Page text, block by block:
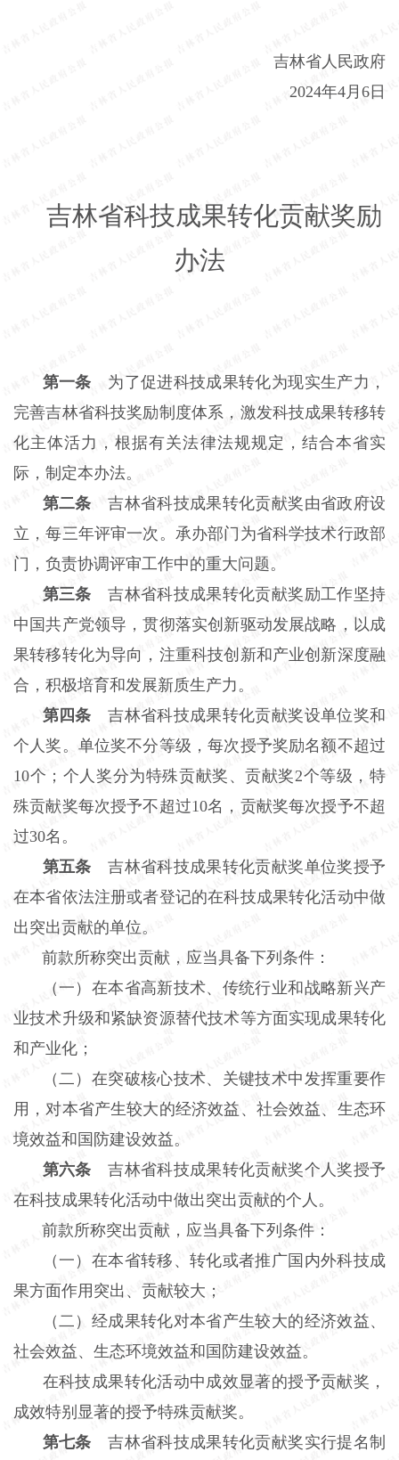
吉林省人民政府
2024年4月6日
吉林省科技成果转化贡献奖励
办法
第一条 为了促进科技成果转化为现实生产力，
完善吉林省科技奖励制度体系，激发科技成果转移转
化主体活力，根据有关法律法规规定，结合本省实
际，制定本办法。
第二条 吉林省科技成果转化贡献奖由省政府设
立，每三年评审一次。承办部门为省科学技术行政部
门，负责协调评审工作中的重大问题。
第三条 吉林省科技成果转化贡献奖励工作坚持
中国共产党领导，贯彻落实创新驱动发展战略，以成
果转移转化为导向，注重科技创新和产业创新深度融
合，积极培育和发展新质生产力。
第四条 吉林省科技成果转化贡献奖设单位奖和
个人奖。单位奖不分等级，每次授予奖励名额不超过
10个；个人奖分为特殊贡献奖、贡献奖2个等级，特
殊贡献奖每次授予不超过10名，贡献奖每次授予不超
过30名。
第五条 吉林省科技成果转化贡献奖单位奖授予
在本省依法注册或者登记的在科技成果转化活动中做
出突出贡献的单位。
前款所称突出贡献，应当具备下列条件：
（一）在本省高新技术、传统行业和战略新兴产
业技术升级和紧缺资源替代技术等方面实现成果转化
和产业化；
（二）在突破核心技术、关键技术中发挥重要作
用，对本省产生较大的经济效益、社会效益、生态环
境效益和国防建设效益。
第六条 吉林省科技成果转化贡献奖个人奖授予
在科技成果转化活动中做出突出贡献的个人。
前款所称突出贡献，应当具备下列条件：
（一）在本省转移、转化或者推广国内外科技成
果方面作用突出、贡献较大；
（二）经成果转化对本省产生较大的经济效益、
社会效益、生态环境效益和国防建设效益。
在科技成果转化活动中成效显著的授予贡献奖，
成效特别显著的授予特殊贡献奖。
第七条 吉林省科技成果转化贡献奖实行提名制